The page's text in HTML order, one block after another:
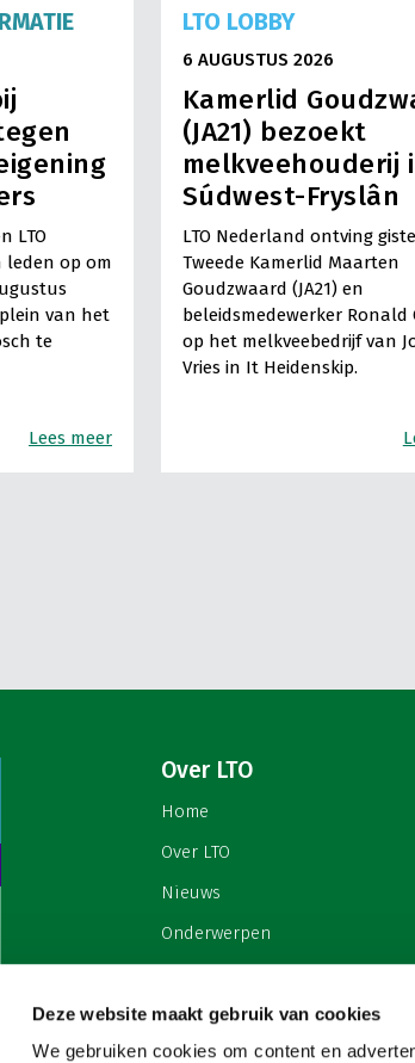
Deze website maakt gebruik van cookies
We gebruiken cookies om content en
LTO
op om
van het
te
Lees meer
LTO LOBBY
6 AUGUSTUS 2026
Kamerlid
(JA21) bezoekt
melkveehouderij
Súdwest-Fryslân
LTO Nederland ontving
Tweede Kamerlid Maarten
Goudzwaard (JA21) en
beleidsmedewerker Ronald
op het melkveebedrijf van
Vries in It Heidenskip.
meerwaarde,
Over LTO
Home
Over LTO
Nieuws
Onderwerpen
Contact
Cookies & privacy